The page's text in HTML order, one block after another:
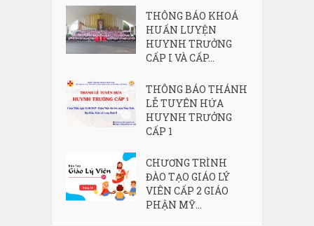
THÔNG BÁO KHOÁ
HUẤN LUYỆN
HUYNH TRƯỞNG
CẤP I VÀ CẤP...
THÔNG BÁO THÁNH
LỄ TUYÊN HỨA
HUYNH TRƯỞNG
CẤP 1
CHƯƠNG TRÌNH
ĐÀO TẠO GIÁO LÝ
VIÊN CẤP 2 GIÁO
PHẬN MỸ...